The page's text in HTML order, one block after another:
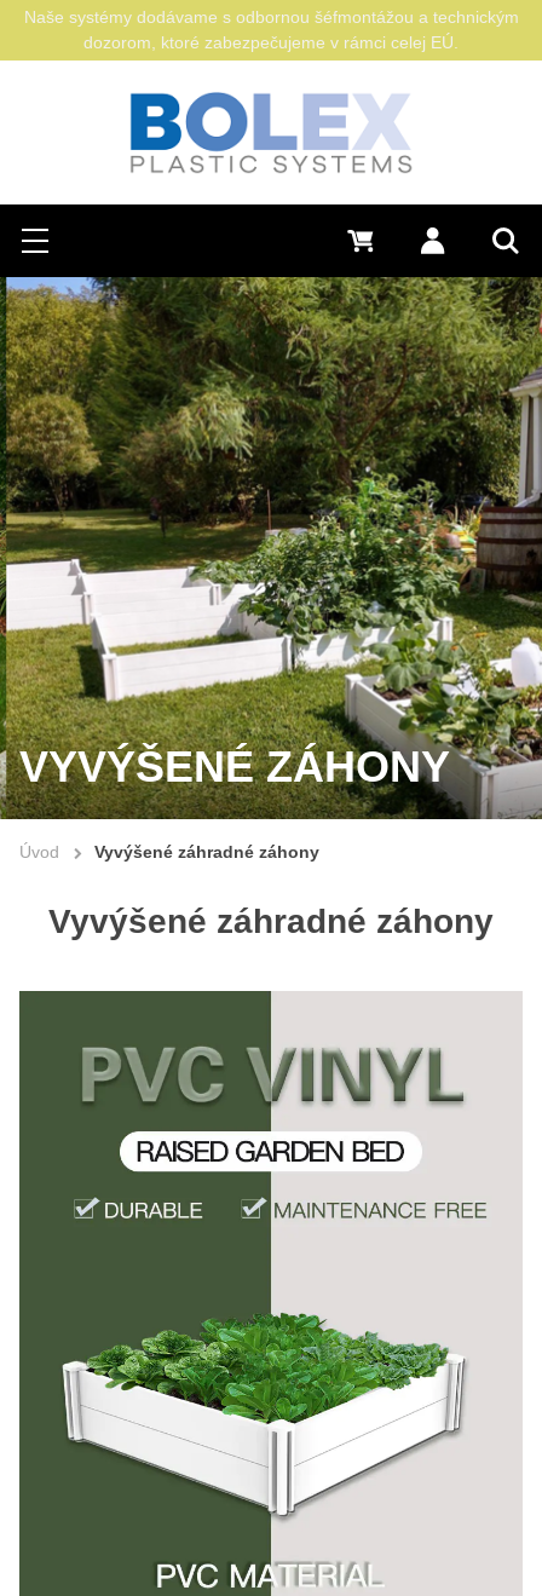
Hľadať
Menu Prihlásiť sa
0 €
Naše systémy dodávame s odbornou šéfmontážou a technickým
dozorom, ktoré zabezpečujeme v rámci celej EÚ.
VYVÝŠENÉ ZÁHONY
Úvod Vyvýšené záhradné záhony
Vyvýšené záhradné záhony